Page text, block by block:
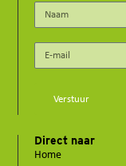
Verstuur
Direct naar
Home